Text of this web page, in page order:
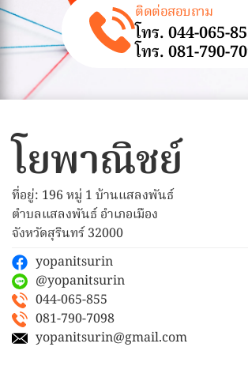
ติดต่อสอบถาม
โทร. 044-065-
โทร. 081-790-
โยพาณิชย์
ที่อยู่: 196 หมู่ 1 บ้านแสลงพันธ์
ตำบลแสลงพันธ์ อำเภอเมือง
จังหวัดสุรินทร์ 32000
yopanitsurin
@yopanitsurin
044-065-855
081-790-7098
yopanitsurin@gmail.com